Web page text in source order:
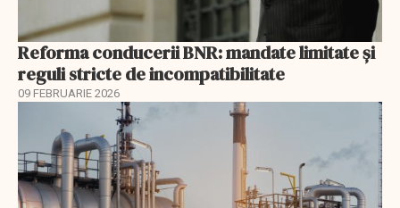
Reforma conducerii BNR: mandate limitate și
reguli stricte de incompatibilitate
09 FEBRUARIE 2026